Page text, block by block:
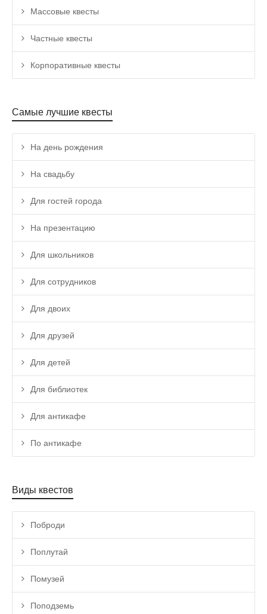
Массовые квесты
Частные квесты
Корпоративные квесты
Самые лучшие квесты
На день рождения
На свадьбу
Для гостей города
На презентацию
Для школьников
Для сотрудников
Для двоих
Для друзей
Для детей
Для библиотек
Для антикафе
По антикафе
Виды квестов
Поброди
Поплутай
Помузей
Поподземь